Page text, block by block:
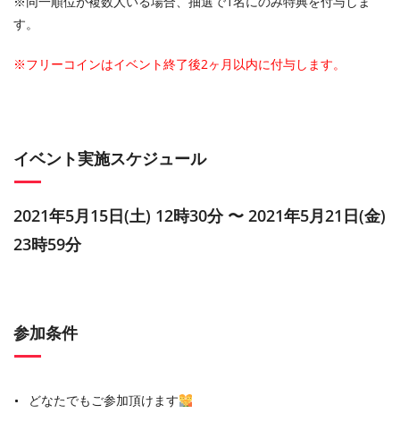
す。
※フリーコインはイベント終了後2ヶ月以内に付与します。
イベント実施スケジュール
2021年5月15日(土) 12時30分 〜 2021年5月21日(金)
23時59分
参加条件
どなたでもご参加頂けます